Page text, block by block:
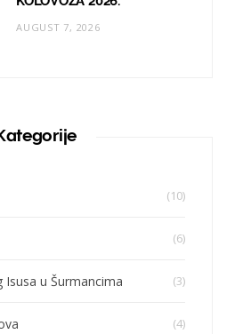
AUGUST 7, 2026
(10)
(6)
Isusa u Šurmancima (3)
(4)